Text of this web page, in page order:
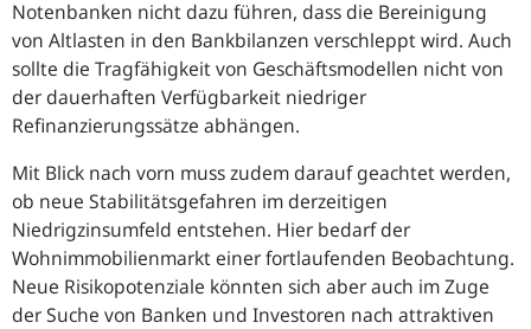
Notenbanken nicht dazu führen, dass die Bereinigung
von Altlasten in den Bankbilanzen verschleppt wird. Auch
sollte die Tragfähigkeit von Geschäftsmodellen nicht von
der dauerhaften Verfügbarkeit niedriger
Refinanzierungssätze abhängen.
Mit Blick nach vorn muss zudem darauf geachtet werden,
ob neue Stabilitätsgefahren im derzeitigen
Niedrigzinsumfeld entstehen. Hier bedarf der
Wohnimmobilienmarkt einer fortlaufenden Beobachtung.
Neue Risikopotenziale könnten sich aber auch im Zuge
der Suche von Banken und Investoren nach attraktiven